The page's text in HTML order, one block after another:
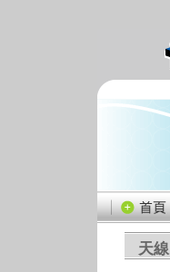
天線